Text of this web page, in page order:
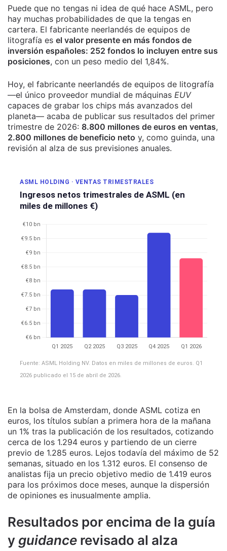
Puede que no tengas ni idea de qué hace ASML, pero
hay muchas probabilidades de que la tengas en
cartera. El fabricante neerlandés de equipos de
litografía es el valor presente en más fondos de
inversión españoles: 252 fondos lo incluyen entre sus
posiciones, con un peso medio del 1,84%.
Hoy, el fabricante neerlandés de equipos de litografía
—el único proveedor mundial de máquinas EUV
capaces de grabar los chips más avanzados del
planeta— acaba de publicar sus resultados del primer
trimestre de 2026: 8.800 millones de euros en ventas,
2.800 millones de beneficio neto y, como guinda, una
revisión al alza de sus previsiones anuales.
ASML HOLDING · VENTAS TRIMESTRALES
Ingresos netos trimestrales de ASML (en
miles de millones €)
Fuente: ASML Holding NV. Datos en miles de millones de euros. Q1
2026 publicado el 15 de abril de 2026.
En la bolsa de Amsterdam, donde ASML cotiza en
euros, los títulos subían a primera hora de la mañana
un 1% tras la publicación de los resultados, cotizando
cerca de los 1.294 euros y partiendo de un cierre
previo de 1.285 euros. Lejos todavía del máximo de 52
semanas, situado en los 1.312 euros. El consenso de
analistas fija un precio objetivo medio de 1.419 euros
para los próximos doce meses, aunque la dispersión
de opiniones es inusualmente amplia.
Resultados por encima de la guía
y guidance revisado al alza